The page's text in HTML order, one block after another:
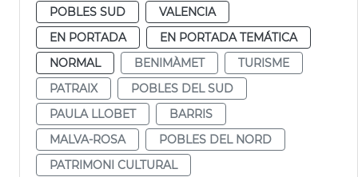
POBLES SUD
VALENCIA
EN PORTADA
EN PORTADA TEMÁTICA
NORMAL
BENIMÀMET
TURISME
PATRAIX
POBLES DEL SUD
PAULA LLOBET
BARRIS
MALVA-ROSA
POBLES DEL NORD
PATRIMONI CULTURAL